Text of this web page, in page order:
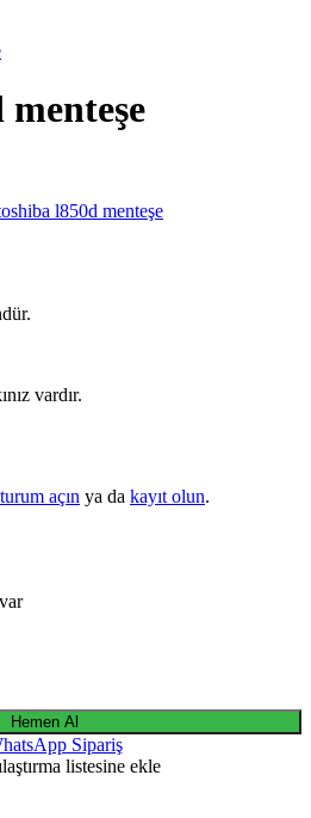
vardır.
açın ya da kayıt olun.
Hemen Al
listesine ekle